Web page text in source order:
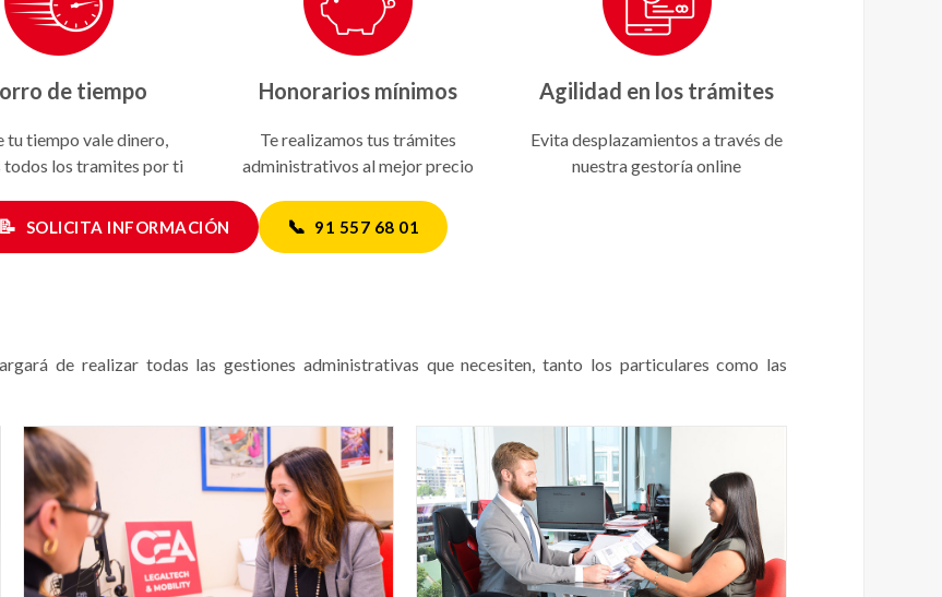
de tiempo
tu tiempo vale dinero,
todos los tramites por ti
Honorarios mínimos
Te realizamos tus trámites
administrativos al mejor precio
Agilidad en los trámites
Evita desplazamientos a través de
nuestra gestoría online
📝 SOLICITA INFORMACIÓN 📞 91 557 68 01
de realizar todas las gestiones administrativas que necesiten, tanto los particulares como las